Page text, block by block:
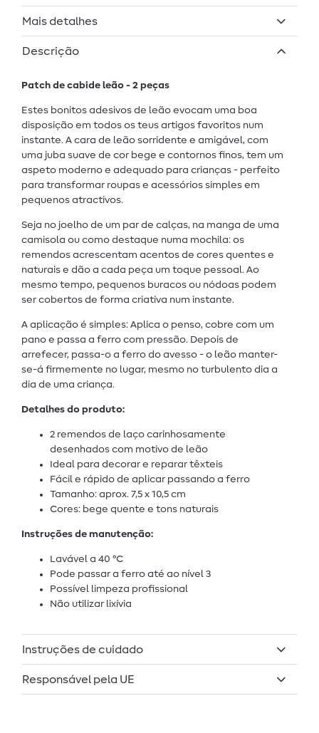
Mais detalhes
Descrição
Patch de cabide leão - 2 peças
Estes bonitos adesivos de leão evocam uma boa
disposição em todos os teus artigos favoritos num
instante. A cara de leão sorridente e amigável, com
uma juba suave de cor bege e contornos finos, tem um
aspeto moderno e adequado para crianças - perfeito
para transformar roupas e acessórios simples em
pequenos atractivos.
Seja no joelho de um par de calças, na manga de uma
camisola ou como destaque numa mochila: os
remendos acrescentam acentos de cores quentes e
naturais e dão a cada peça um toque pessoal. Ao
mesmo tempo, pequenos buracos ou nódoas podem
ser cobertos de forma criativa num instante.
A aplicação é simples: Aplica o penso, cobre com um
pano e passa a ferro com pressão. Depois de
arrefecer, passa-o a ferro do avesso - o leão manter-
se-á firmemente no lugar, mesmo no turbulento dia a
dia de uma criança.
Detalhes do produto:
2 remendos de laço carinhosamente
desenhados com motivo de leão
Ideal para decorar e reparar têxteis
Fácil e rápido de aplicar passando a ferro
Tamanho: aprox. 7,5 x 10,5 cm
Cores: bege quente e tons naturais
Instruções de manutenção:
Lavável a 40 °C
Pode passar a ferro até ao nível 3
Possível limpeza profissional
Não utilizar lixívia
Instruções de cuidado
Responsável pela UE